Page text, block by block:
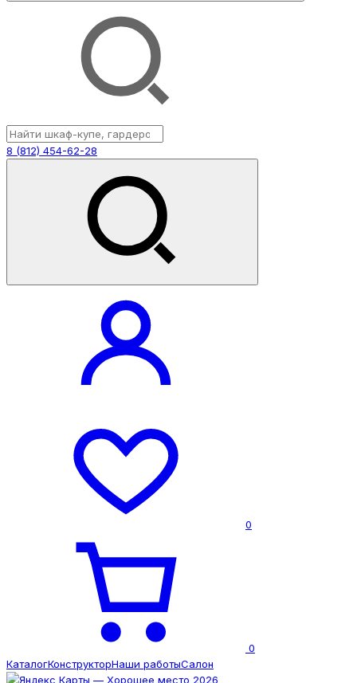
8 (812) 454-62-28
0
0
КаталогКонструкторНаши работыСалон